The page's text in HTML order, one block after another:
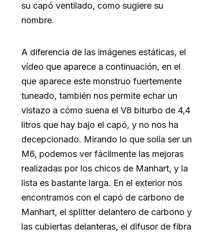
su capó ventilado, como sugiere su
nombre.
A diferencia de las imágenes estáticas, el
vídeo que aparece a continuación, en el
que aparece este monstruo fuertemente
tuneado, también nos permite echar un
vistazo a cómo suena el V8 biturbo de 4,4
litros que hay bajo el capó, y no nos ha
decepcionado. Mirando lo que solía ser un
M6, podemos ver fácilmente las mejoras
realizadas por los chicos de Manhart, y la
lista es bastante larga. En el exterior nos
encontramos con el capó de carbono de
Manhart, el splitter delantero de carbono y
las cubiertas delanteras, el difusor de fibra